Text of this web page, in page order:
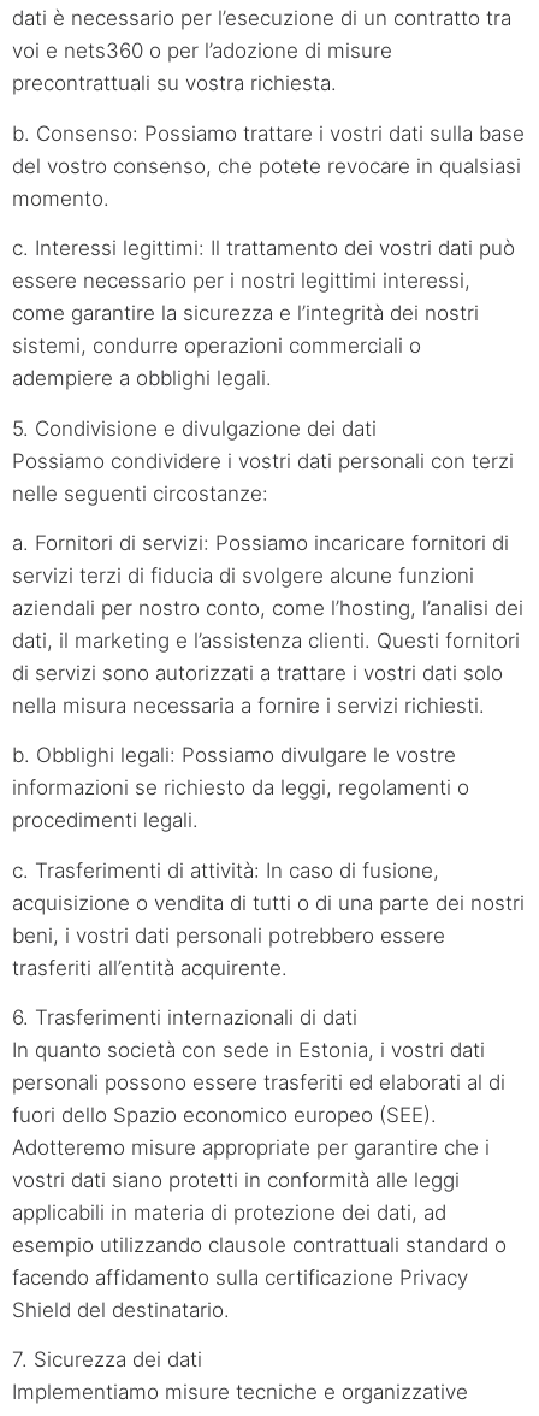
dati è necessario per l’esecuzione di un contratto tra
voi e nets360 o per l’adozione di misure
precontrattuali su vostra richiesta.
b. Consenso: Possiamo trattare i vostri dati sulla base
del vostro consenso, che potete revocare in qualsiasi
momento.
c. Interessi legittimi: Il trattamento dei vostri dati può
essere necessario per i nostri legittimi interessi,
come garantire la sicurezza e l’integrità dei nostri
sistemi, condurre operazioni commerciali o
adempiere a obblighi legali.
5. Condivisione e divulgazione dei dati
Possiamo condividere i vostri dati personali con terzi
nelle seguenti circostanze:
a. Fornitori di servizi: Possiamo incaricare fornitori di
servizi terzi di fiducia di svolgere alcune funzioni
aziendali per nostro conto, come l’hosting, l’analisi dei
dati, il marketing e l’assistenza clienti. Questi fornitori
di servizi sono autorizzati a trattare i vostri dati solo
nella misura necessaria a fornire i servizi richiesti.
b. Obblighi legali: Possiamo divulgare le vostre
informazioni se richiesto da leggi, regolamenti o
procedimenti legali.
c. Trasferimenti di attività: In caso di fusione,
acquisizione o vendita di tutti o di una parte dei nostri
beni, i vostri dati personali potrebbero essere
trasferiti all’entità acquirente.
6. Trasferimenti internazionali di dati
In quanto società con sede in Estonia, i vostri dati
personali possono essere trasferiti ed elaborati al di
fuori dello Spazio economico europeo (SEE).
Adotteremo misure appropriate per garantire che i
vostri dati siano protetti in conformità alle leggi
applicabili in materia di protezione dei dati, ad
esempio utilizzando clausole contrattuali standard o
facendo affidamento sulla certificazione Privacy
Shield del destinatario.
7. Sicurezza dei dati
Implementiamo misure tecniche e organizzative